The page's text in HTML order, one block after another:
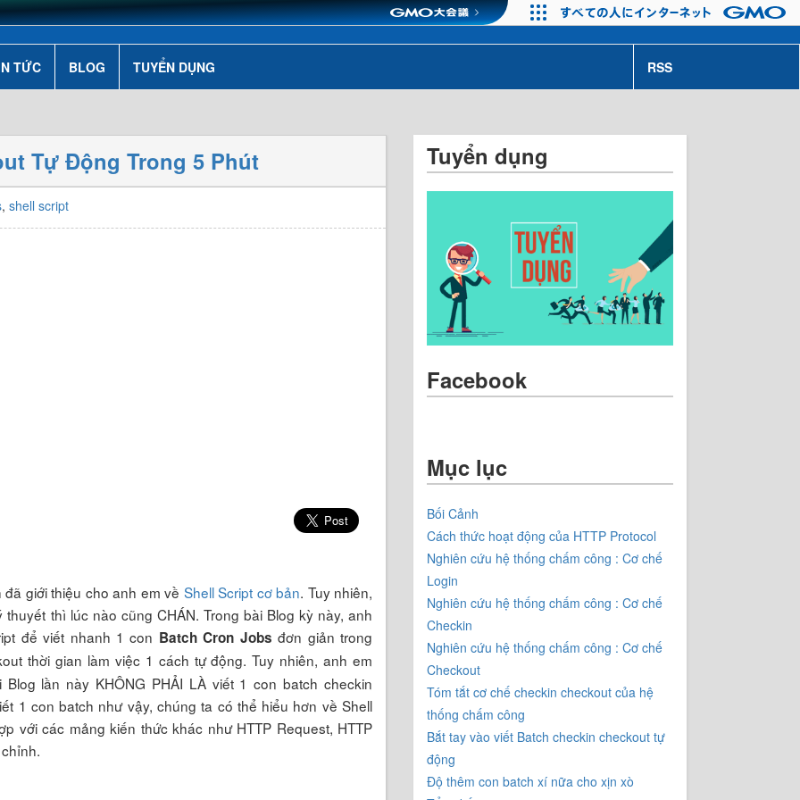
TỨC BLOG TUYỂN DỤNG RSS
Tự Động Trong 5 Phút
, shell script
giới thiệu cho anh em về Shell Script cơ bản. Tuy nhiên,
thì lúc nào cũng CHÁN. Trong bài Blog kỳ này, anh
để viết nhanh 1 con Batch Cron Jobs đơn giản trong
thời gian làm việc 1 cách tự động. Tuy nhiên, anh em
lần này KHÔNG PHẢI LÀ viết 1 con batch checkin
1 con batch như vậy, chúng ta có thể hiểu hơn về Shell
với các mảng kiến thức khác như HTTP Request, HTTP
Tuyển dụng
Facebook
Mục lục
Bối Cảnh
Cách thức hoạt động của HTTP Protocol
Nghiên cứu hệ thống chấm công : Cơ chế
Login
Nghiên cứu hệ thống chấm công : Cơ chế
Checkin
Nghiên cứu hệ thống chấm công : Cơ chế
Checkout
Tóm tắt cơ chế checkin checkout của hệ
thống chấm công
Bắt tay vào viết Batch checkin checkout tự
động
Độ thêm con batch xí nữa cho xịn xò